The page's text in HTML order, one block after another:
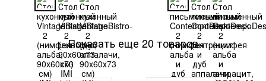
Показать еще 20 товаров